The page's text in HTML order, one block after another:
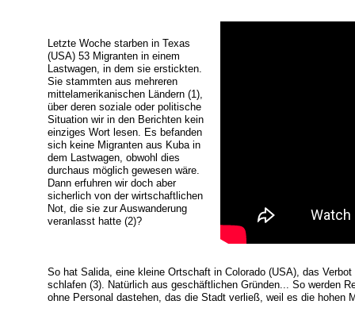
Letzte Woche starben in Texas
(USA) 53 Migranten in einem
Lastwagen, in dem sie erstickten.
Sie stammten aus mehreren
mittelamerikanischen Ländern (1),
über deren soziale oder politische
Situation wir in den Berichten kein
einziges Wort lesen. Es befanden
sich keine Migranten aus Kuba in
dem Lastwagen, obwohl dies
durchaus möglich gewesen wäre.
Dann erfuhren wir doch aber
sicherlich von der wirtschaftlichen
Not, die sie zur Auswanderung
veranlasst hatte (2)?
So hat Salida, eine kleine Ortschaft in Colorado (USA), das
schlafen (3). Natürlich aus geschäftlichen Gründen... So werden
ohne Personal dastehen, das die Stadt verließ, weil es die hohen